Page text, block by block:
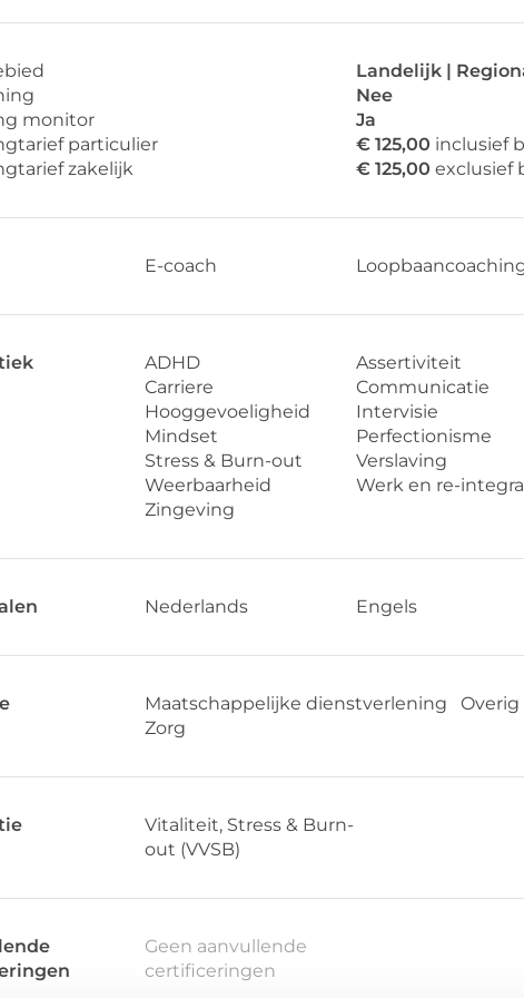
Landelijk |
Nee
monitor
Ja
particulier
€ 125,00 inclusief
zakelijk
€ 125,00 exclusief
E-coach
ADHD Assertiviteit
Carriere
Communicatie
Hooggevoeligheid
Intervisie
Mindset
Perfectionisme
Stress & Burn-out
Verslaving
Weerbaarheid
Werk en re-
Zingeving
Nederlands Engels
Maatschappelijke dienstverlening
Overig
Zorg
Vitaliteit, Stress & Burn-
out (VVSB)
Geen aanvullende
certificeringen